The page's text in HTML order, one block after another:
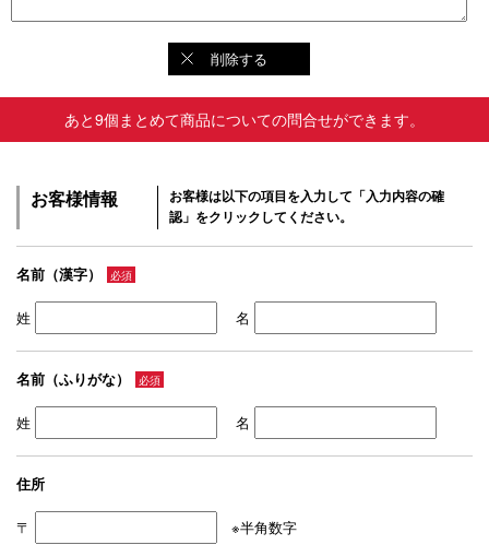
削除する
あと9個まとめて商品についての問合せができます。
お客様情報
お客様は以下の項目を入力して「入力内容の確
認」をクリックしてください。
名前（漢字） 必須
姓 名
名前（ふりがな） 必須
姓 名
住所
〒 ※半角数字